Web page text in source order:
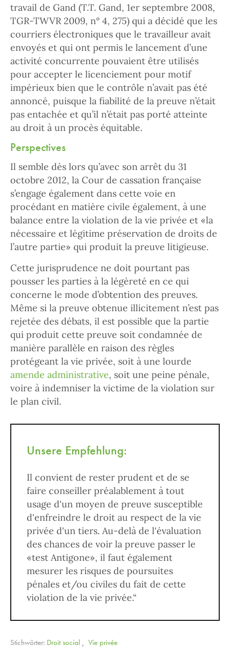
travail de Gand (T.T. Gand, 1er septembre 2008,
TGR-TWVR 2009, n° 4, 275) qui a décidé que les
courriers électroniques que le travailleur avait
envoyés et qui ont permis le lancement d’une
activité concurrente pouvaient être utilisés
pour accepter le licenciement pour motif
impérieux bien que le contrôle n’avait pas été
annoncé, puisque la fiabilité de la preuve n’était
pas entachée et qu’il n’était pas porté atteinte
au droit à un procès équitable.
Perspectives
Il semble dès lors qu’avec son arrêt du 31
octobre 2012, la Cour de cassation française
s’engage également dans cette voie en
procédant en matière civile également, à une
balance entre la violation de la vie privée et «la
nécessaire et légitime préservation de droits de
l’autre partie» qui produit la preuve litigieuse.
Cette jurisprudence ne doit pourtant pas
pousser les parties à la légèreté en ce qui
concerne le mode d’obtention des preuves.
Même si la preuve obtenue illicitement n’est pas
rejetée des débats, il est possible que la partie
qui produit cette preuve soit condamnée de
manière parallèle en raison des règles
protégeant la vie privée, soit à une lourde
amende administrative, soit une peine pénale,
voire à indemniser la victime de la violation sur
le plan civil.
Unsere Empfehlung:
Il convient de rester prudent et de se
faire conseiller préalablement à tout
usage d'un moyen de preuve susceptible
d'enfreindre le droit au respect de la vie
privée d'un tiers. Au-delà de l'évaluation
des chances de voir la preuve passer le
«test Antigone», il faut également
mesurer les risques de poursuites
pénales et/ou civiles du fait de cette
violation de la vie privée.“
Stichwörter: Droit social , Vie privée